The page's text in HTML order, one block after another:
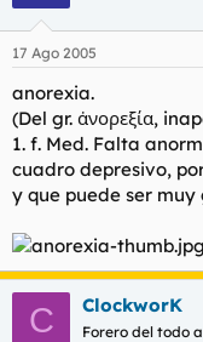
17 Ago 2005
anorexia.
(Del gr. ἀνορεξία,
1. f. Med. Falta
cuadro depresivo,
y que puede ser muy
C ClockworK
Forero del todo